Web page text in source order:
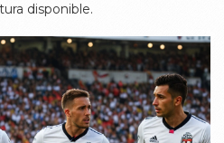
disponible.